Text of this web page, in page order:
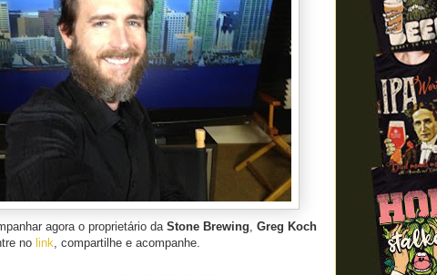
agora o proprietário da Stone Brewing, Greg Koch
no link, compartilhe e acompanhe.